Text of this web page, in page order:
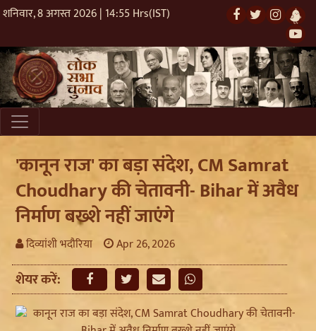
शनिवार, 8 अगस्त 2026 | 14:55 Hrs(IST)
'कानून राज' का बड़ा संदेश, CM Samrat
Choudhary की चेतावनी- Bihar में अवैध
निर्माण बख्शे नहीं जाएंगे
दिव्यांशी भदौरिया Apr 26, 2026
शेयर करें: